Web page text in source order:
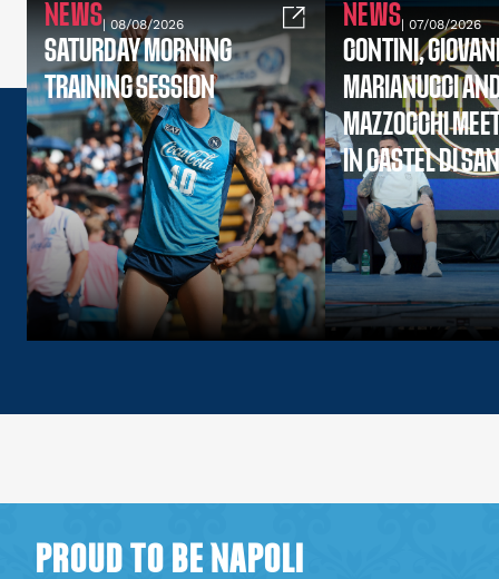
NEWS| 08/08/2026
SATURDAY MORNING
TRAINING SESSION
NEWS| 07/08/2026
CONTINI,
MARIANUCCI
MAZZOCCHI
IN CASTEL DI
PROUD TO BE NAPOLI